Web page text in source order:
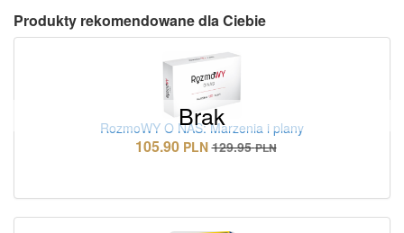
Produkty rekomendowane dla Ciebie
Brak
RozmoWY O NAS: Marzenia i plany
105.90 PLN 129.95 PLN